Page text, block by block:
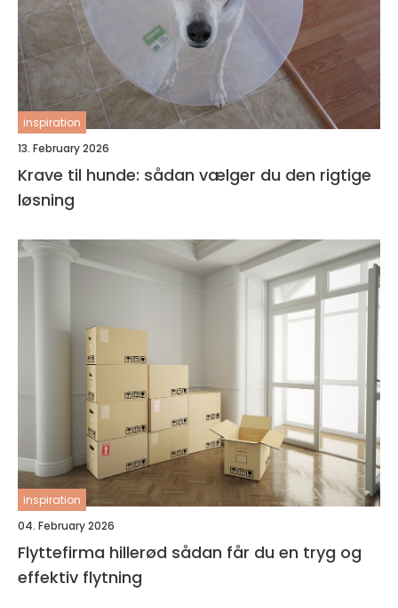
inspiration
13. February 2026
Krave til hunde: sådan vælger du den rigtige
løsning
inspiration
04. February 2026
Flyttefirma hillerød sådan får du en tryg og
effektiv flytning